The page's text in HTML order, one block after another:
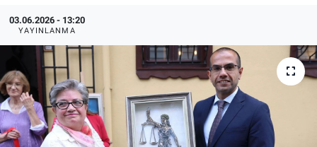
03.06.2026 - 13:20
YAYINLANMA
Dünya
Sağlık
Alış-Veriş/İş dünyası
Röportaj
Ekonomi
Kültür Sanat
Politika
Son Dakika Haberleri
Haber Arşivi